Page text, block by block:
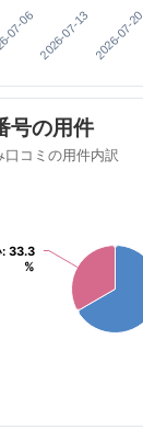
07-06 2026-07-13 2026-07-20
号の用件
口コミの用件内訳
: 33.3
%
: 33.3
%